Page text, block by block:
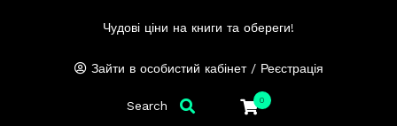
Чудові ціни на книги та обереги!
Зайти в особистий кабінет / Реєстрація
0
Search